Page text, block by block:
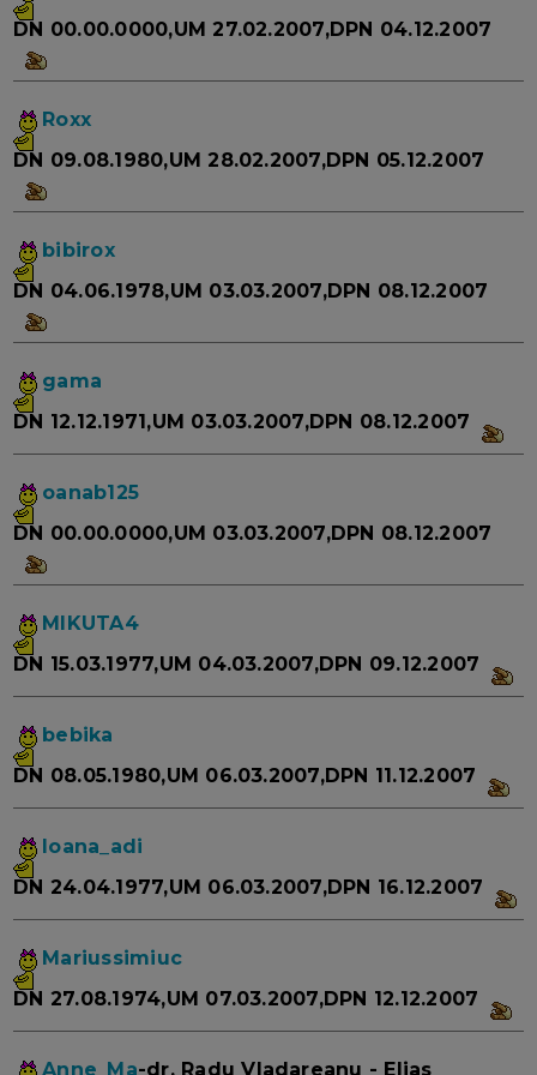
DN 00.00.0000,UM 27.02.2007,DPN 04.12.2007
Roxx
DN 09.08.1980,UM 28.02.2007,DPN 05.12.2007
bibirox
DN 04.06.1978,UM 03.03.2007,DPN 08.12.2007
gama
DN 12.12.1971,UM 03.03.2007,DPN 08.12.2007
oanab125
DN 00.00.0000,UM 03.03.2007,DPN 08.12.2007
MIKUTA4
DN 15.03.1977,UM 04.03.2007,DPN 09.12.2007
bebika
DN 08.05.1980,UM 06.03.2007,DPN 11.12.2007
Ioana_adi
DN 24.04.1977,UM 06.03.2007,DPN 16.12.2007
Mariussimiuc
DN 27.08.1974,UM 07.03.2007,DPN 12.12.2007
Anne_Ma-dr. Radu Vladareanu - Elias